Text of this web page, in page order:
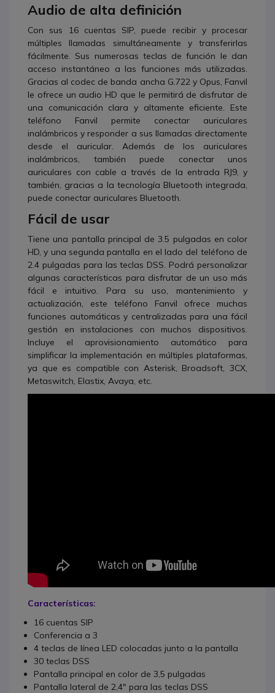
Audio de alta definición
Con sus 16 cuentas SIP, puede recibir y procesar
múltiples llamadas simultáneamente y transferirlas
fácilmente. Sus numerosas teclas de función le dan
acceso instantáneo a las funciones más utilizadas.
Gracias al codec de banda ancha G.722 y Opus, Fanvil
le ofrece un audio HD que le permitirá de disfrutar de
una comunicación clara y altamente eficiente. Este
teléfono Fanvil permite conectar auriculares
inalámbricos y responder a sus llamadas directamente
desde el auricular. Además de los auriculares
inalámbricos, también puede conectar unos
auriculares con cable a través de la entrada RJ9, y
también, gracias a la tecnología Bluetooth integrada,
puede conectar auriculares Bluetooth.
Fácil de usar
Tiene una pantalla principal de 3.5 pulgadas en color
HD, y una segunda pantalla en el lado del teléfono de
2.4 pulgadas para las teclas DSS. Podrá personalizar
algunas características para disfrutar de un uso más
fácil e intuitivo. Para su uso, mantenimiento y
actualización, este teléfono Fanvil ofrece muchas
funciones automáticas y centralizadas para una fácil
gestión en instalaciones con muchos dispositivos.
Incluye el aprovisionamiento automático para
simplificar la implementación en múltiples plataformas,
ya que es compatible con Asterisk, Broadsoft, 3CX,
Metaswitch, Elastix, Avaya, etc.
Características:
16 cuentas SIP
Conferencia a 3
4 teclas de línea LED colocadas junto a la pantalla
30 teclas DSS
Pantalla principal en color de 3,5 pulgadas
Pantalla lateral de 2,4" para las teclas DSS